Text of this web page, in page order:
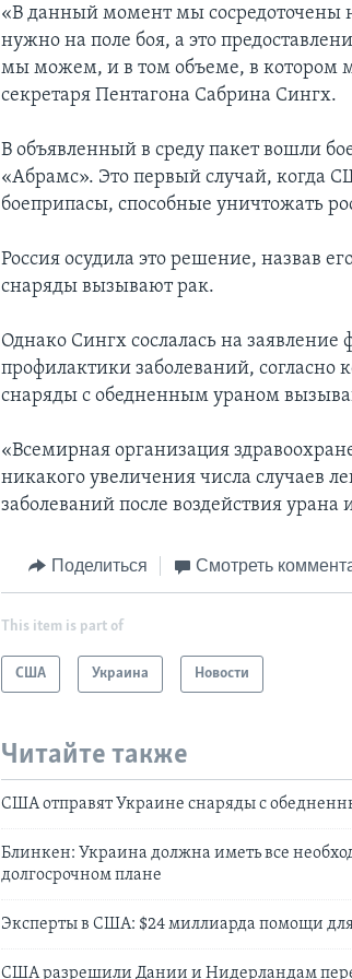
«В данный момент мы сосредоточены
нужно на поле боя, а это
мы можем, и в том объеме, в котором
секретаря Пентагона Сабрина Сингх.
В объявленный в среду пакет вошли
«Абрамс». Это первый случай, когда
боеприпасы, способные уничтожать
Россия осудила это решение, назвав
снаряды вызывают рак.
Однако Сингх сослалась на
профилактики заболеваний, согласно
снаряды с обедненным ураном
«Всемирная организация
никакого увеличения числа случаев
заболеваний после воздействия
Поделиться Смотреть
This item is part of
США Украина Новости
Читайте также
США отправят Украине снаряды с
Блинкен: Украина должна иметь все
долгосрочном плане
Эксперты в США: $24 миллиарда помощи
США разрешили Дании и Нидерландам